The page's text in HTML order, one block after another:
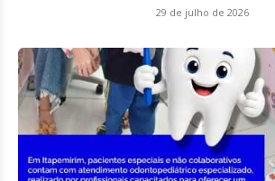
29 de julho de 2026